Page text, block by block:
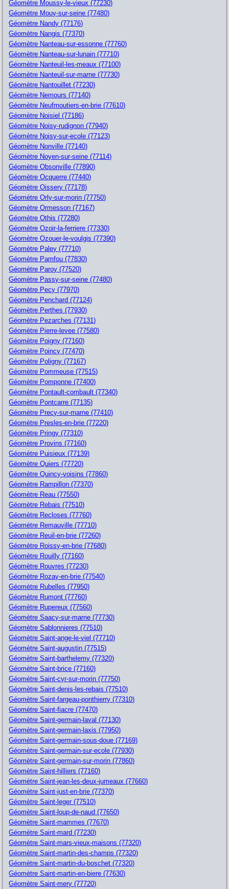
Géomètre Moussy-le-vieux (77230)
Géomètre Mouy-sur-seine (77480)
Géomètre Nandy (77176)
Géomètre Nangis (77370)
Géomètre Nanteau-sur-essonne (77760)
Géomètre Nanteau-sur-lunain (77710)
Géomètre Nanteuil-les-meaux (77100)
Géomètre Nanteuil-sur-marne (77730)
Géomètre Nantouillet (77230)
Géomètre Nemours (77140)
Géomètre Neufmoutiers-en-brie (77610)
Géomètre Noisiel (77186)
Géomètre Noisy-rudignon (77940)
Géomètre Noisy-sur-ecole (77123)
Géomètre Nonville (77140)
Géomètre Noyen-sur-seine (77114)
Géomètre Obsonville (77890)
Géomètre Ocquerre (77440)
Géomètre Oissery (77178)
Géomètre Orly-sur-morin (77750)
Géomètre Ormesson (77167)
Géomètre Othis (77280)
Géomètre Ozoir-la-ferriere (77330)
Géomètre Ozouer-le-voulgis (77390)
Géomètre Paley (77710)
Géomètre Pamfou (77830)
Géomètre Paroy (77520)
Géomètre Passy-sur-seine (77480)
Géomètre Pecy (77970)
Géomètre Penchard (77124)
Géomètre Perthes (77930)
Géomètre Pezarches (77131)
Géomètre Pierre-levee (77580)
Géomètre Poigny (77160)
Géomètre Poincy (77470)
Géomètre Poligny (77167)
Géomètre Pommeuse (77515)
Géomètre Pomponne (77400)
Géomètre Pontault-combault (77340)
Géomètre Pontcarre (77135)
Géomètre Precy-sur-marne (77410)
Géomètre Presles-en-brie (77220)
Géomètre Pringy (77310)
Géomètre Provins (77160)
Géomètre Puisieux (77139)
Géomètre Quiers (77720)
Géomètre Quincy-voisins (77860)
Géomètre Rampillon (77370)
Géomètre Reau (77550)
Géomètre Rebais (77510)
Géomètre Recloses (77760)
Géomètre Remauville (77710)
Géomètre Reuil-en-brie (77260)
Géomètre Roissy-en-brie (77680)
Géomètre Rouilly (77160)
Géomètre Rouvres (77230)
Géomètre Rozay-en-brie (77540)
Géomètre Rubelles (77950)
Géomètre Rumont (77760)
Géomètre Rupereux (77560)
Géomètre Saacy-sur-marne (77730)
Géomètre Sablonnieres (77510)
Géomètre Saint-ange-le-viel (77710)
Géomètre Saint-augustin (77515)
Géomètre Saint-barthelemy (77320)
Géomètre Saint-brice (77160)
Géomètre Saint-cyr-sur-morin (77750)
Géomètre Saint-denis-les-rebais (77510)
Géomètre Saint-fargeau-ponthierry (77310)
Géomètre Saint-fiacre (77470)
Géomètre Saint-germain-laval (77130)
Géomètre Saint-germain-laxis (77950)
Géomètre Saint-germain-sous-doue (77169)
Géomètre Saint-germain-sur-ecole (77930)
Géomètre Saint-germain-sur-morin (77860)
Géomètre Saint-hilliers (77160)
Géomètre Saint-jean-les-deux-jumeaux (77660)
Géomètre Saint-just-en-brie (77370)
Géomètre Saint-leger (77510)
Géomètre Saint-loup-de-naud (77650)
Géomètre Saint-mammes (77670)
Géomètre Saint-mard (77230)
Géomètre Saint-mars-vieux-maisons (77320)
Géomètre Saint-martin-des-champs (77320)
Géomètre Saint-martin-du-boschet (77320)
Géomètre Saint-martin-en-biere (77630)
Géomètre Saint-mery (77720)